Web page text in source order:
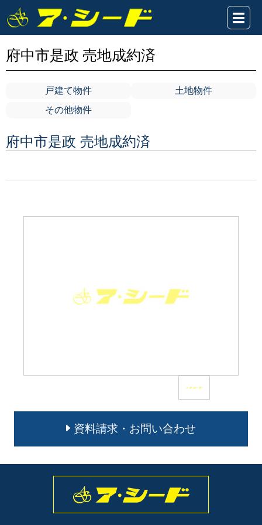
府中市是政 売地成約済
戸建て物件
土地物件
その他物件
府中市是政 売地成約済
資料請求・お問い合わせ